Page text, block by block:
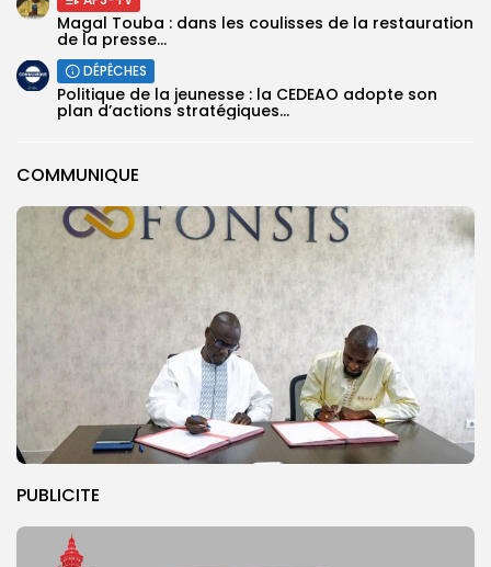
COMMUNIQUE
PUBLICITE
Magal Touba : dans les coulisses de la restauration
de la presse...
DÉPÊCHES
Politique de la jeunesse : la CEDEAO adopte son
plan d’actions stratégiques...